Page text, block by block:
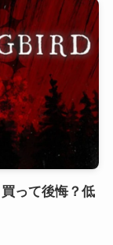
って後悔？低